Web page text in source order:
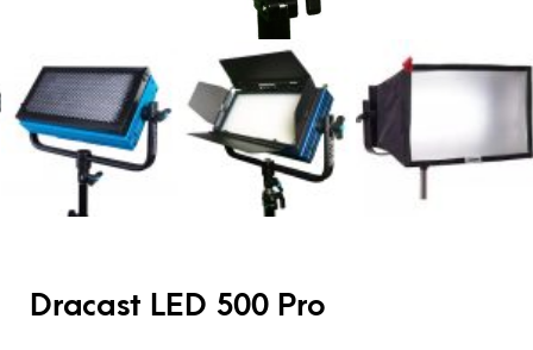
Dracast LED 500 Pro